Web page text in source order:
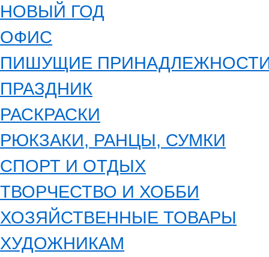
НОВЫЙ ГОД
ОФИС
ПИШУЩИЕ
ПРАЗДНИК
РАСКРАСКИ
РЮКЗАКИ, РАНЦЫ, СУМКИ
СПОРТ И ОТДЫХ
ТВОРЧЕСТВО И ХОББИ
ХОЗЯЙСТВЕННЫЕ ТОВАРЫ
ХУДОЖНИКАМ